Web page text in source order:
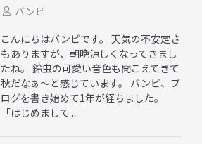
バンビ
こんにちはバンビです。 天気の不安定さ
もありますが、朝晩涼しくなってきまし
たね。 鈴虫の可愛い音色も聞こえてきて
秋だなぁ～と感じています。 バンビ、ブ
ログを書き始めて1年が経ちました。
「はじめまして ...